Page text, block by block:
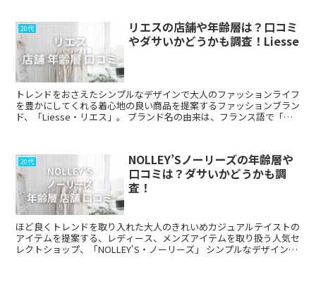
20代
リエスの店舗や年齢層は？口コミ
やダサいかどうかも調査！Liesse
トレンドをおさえたシンプルなデザインで大人のファッションライフ
を豊かにしてくれる着心地の良い商品を提案するファッションブラン
ド、「Liesse・リエス」。 ブランド名の由来は、フランス語で「歓
20代
NOLLEY’Sノーリーズの年齢層や
口コミは？ダサいかどうかも調
査！
ほど良くトレンドを取り入れた大人のきれいめカジュアルテイストの
アイテムを提案する、レディース、メンズアイテムを取り扱う人気セ
レクトショップ、「NOLLEY'S・ノーリーズ」 シンプルなデザイン、